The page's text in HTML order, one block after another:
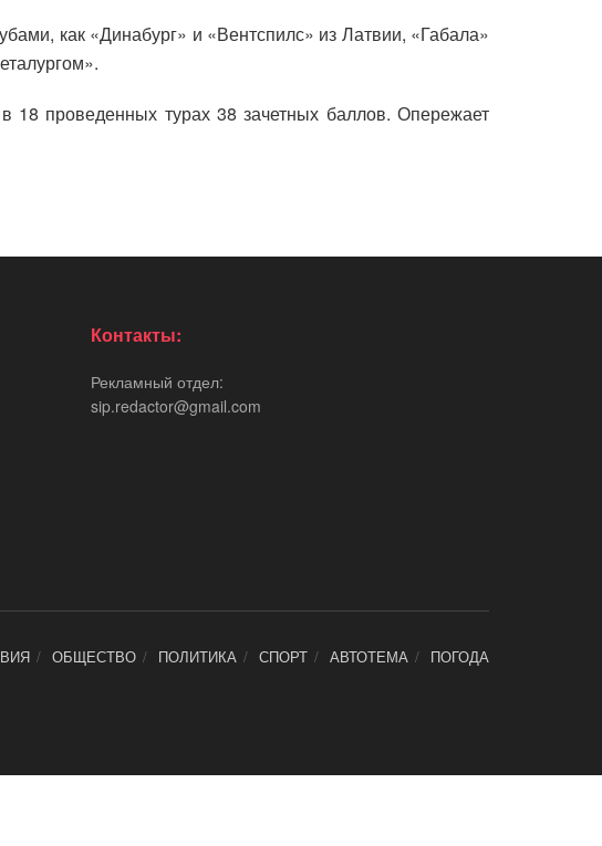
как «Динабург» и «Вентспилс» из Латвии, «Габала»
18 проведенных турах 38 зачетных баллов. Опережает
Контакты:
Рекламный отдел:
sip.redactor@gmail.com
ОБЩЕСТВО ПОЛИТИКА СПОРТ АВТОТЕМА ПОГОДА